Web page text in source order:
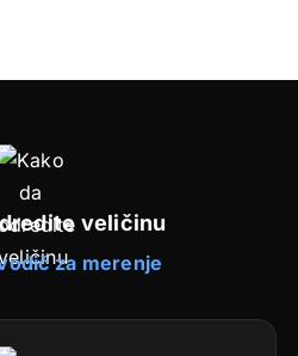
veličinu
za merenje